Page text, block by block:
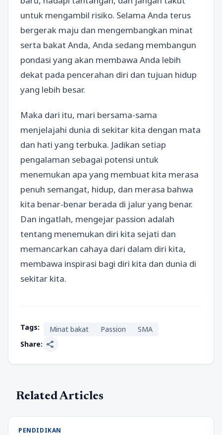
untuk mengambil risiko. Selama Anda terus
bergerak maju dan mengembangkan minat
serta bakat Anda, Anda sedang membangun
pondasi yang akan membawa Anda lebih
dekat pada pencerahan diri dan tujuan hidup
yang lebih besar.
Maka dari itu, mari bersama-sama
menjelajahi dunia di sekitar kita dengan mata
dan hati yang terbuka. Jadikan setiap
pengalaman sebagai potensi untuk
menemukan apa yang membuat kita merasa
penuh semangat, hidup, dan merasa bahwa
kita benar-benar berada di jalur yang benar.
Dan ingatlah, mengejar passion adalah
tentang menemukan diri kita sejati dan
memancarkan cahaya dari dalam diri kita,
membawa inspirasi bagi diri kita dan dunia di
sekitar kita.
Tags: Minat bakat Passion
SMA
Share: share
Related Articles
PENDIDIKAN